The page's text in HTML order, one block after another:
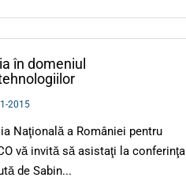
în domeniul
2015
Naţională a României pentru
vă invită să asistaţi la conferinţa
de Sabin...